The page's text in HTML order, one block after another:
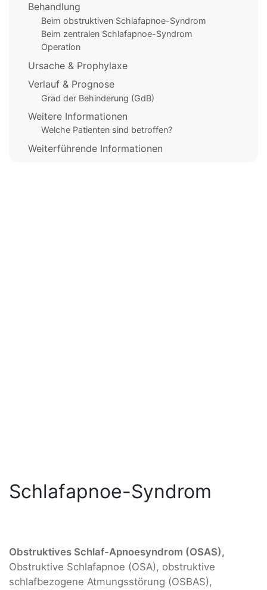
Behandlung
Beim obstruktiven Schlafapnoe-Syndrom
Beim zentralen Schlafapnoe-Syndrom
Operation
Ursache & Prophylaxe
Verlauf & Prognose
Grad der Behinderung (GdB)
Weitere Informationen
Welche Patienten sind betroffen?
Weiterführende Informationen
Schlafapnoe-Syndrom
Obstruktives Schlaf-Apnoesyndrom (OSAS),
Obstruktive Schlafapnoe (OSA), obstruktive
schlafbezogene Atmungsstörung (OSBAS),